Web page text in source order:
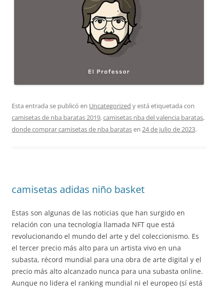
Esta entrada se publicó en Uncategorized y está etiquetada con
camisetas de nba baratas 2019,camisetas nba del valencia baratas,
donde comprar camisetas de nba baratasen 24 de julio de 2023.
camisetas adidas niño basket
Estas son algunas de las noticias que han surgido en
relación con una tecnología llamada NFT que está
revolucionando el mundo del arte y del coleccionismo. Es
el tercer precio más alto para un artista vivo en una
subasta, récord mundial para una obra de arte digital y el
precio más alto alcanzado nunca para una subasta online.
Aunque no lidera el ranking mundial ni el europeo (sí está